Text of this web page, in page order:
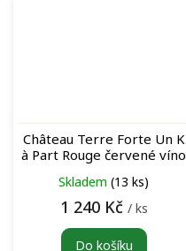
Château Terre Forte Un K
à Part Rouge červené víno
Skladem (13 ks)
1 240 Kč / ks
Do košíku